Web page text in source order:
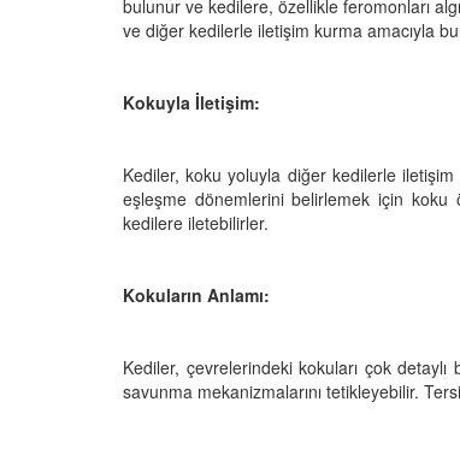
bulunur ve kedilere, özellikle feromonları
ve diğer kedilerle iletişim kurma amacıyla
Kokuyla İletişim:
Kediler, koku yoluyla diğer kedilerle
eşleşme dönemlerini belirlemek için koku
kedilere iletebilirler.
Kokuların Anlamı:
Kediler, çevrelerindeki kokuları çok
savunma mekanizmalarını tetikleyebilir.
Kedilerin Kutsal
Mırlamaya
Bakış
Yolculuk
03.10.2025